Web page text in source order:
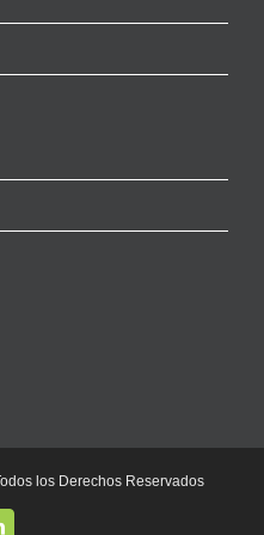
los Derechos Reservados